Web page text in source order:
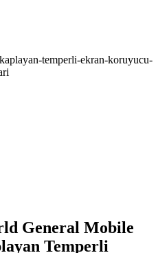
temperli-ekran-koruyucu-
General Mobile
Temperli